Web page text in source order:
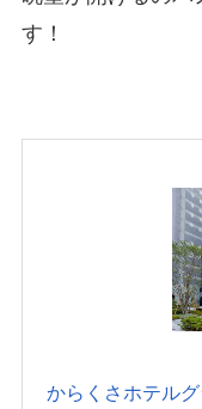
す！
からくさホテル